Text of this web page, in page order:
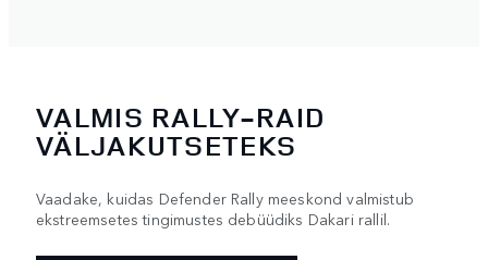
VALMIS RALLY-RAID
VÄLJAKUTSETEKS
Vaadake, kuidas Defender Rally meeskond valmistub
ekstreemsetes tingimustes debüüdiks Dakari rallil.